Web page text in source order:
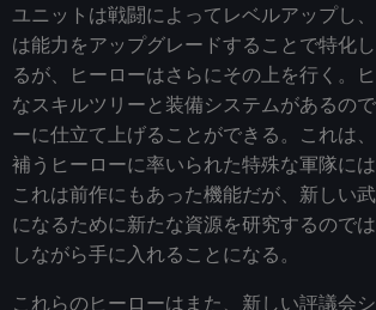
ユニットは戦闘によってレベルアップし
は能力をアップグレードすることで特化
るが、ヒーローはさらにその上を行く。
なスキルツリーと装備システムがあるの
ーに仕立て上げることができる。これは
補うヒーローに率いられた特殊な軍隊には
これは前作にもあった機能だが、新しい
になるために新たな資源を研究するので
しながら手に入れることになる。
これらのヒーローはまた、新しい評議会